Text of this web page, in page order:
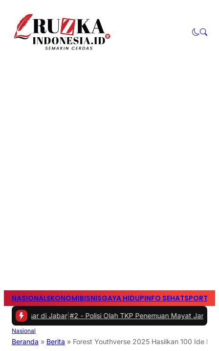
NASIONALEKONOMIBISNISGAYA HIDUPINFO SEHATSPORTS
di Jabar|#2 -Polisi Olah TKP Penemuan Mayat Janin Bayi di
Nasional
Beranda » Berita » Forest Youthverse 2025 Hasilkan 100 Ide